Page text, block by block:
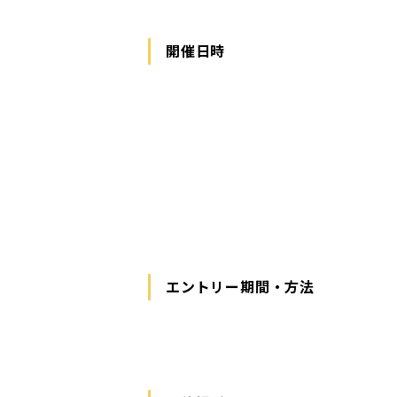
開催日時
エントリー期間・方法